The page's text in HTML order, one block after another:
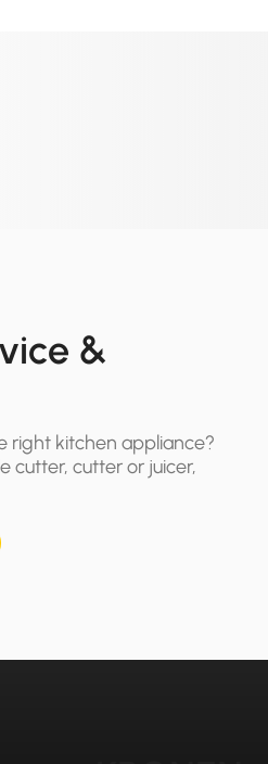
&
right kitchen appliance?
cutter, cutter or juicer,